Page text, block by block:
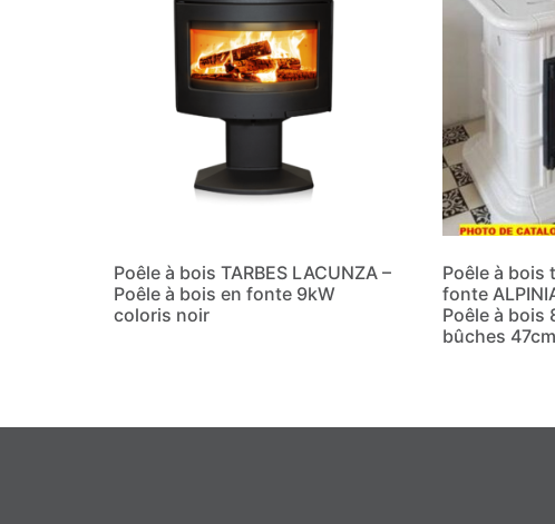
Poêle à bois TARBES LACUNZA –
Poêle à bois en fonte 9kW
coloris noir
Poêle à bois
fonte
Poêle à bois
bûches